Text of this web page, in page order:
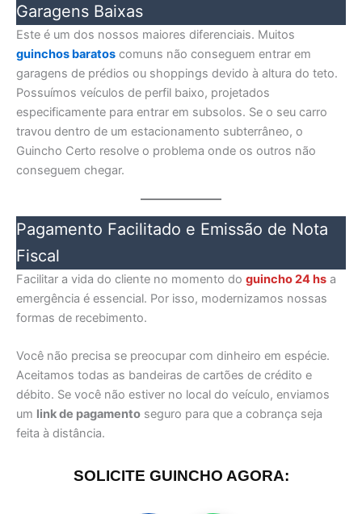
Garagens Baixas
Este é um dos nossos maiores diferenciais. Muitos
guinchos baratos comuns não conseguem entrar em
garagens de prédios ou shoppings devido à altura do teto.
Possuímos veículos de perfil baixo, projetados
especificamente para entrar em subsolos. Se o seu carro
travou dentro de um estacionamento subterrâneo, o
Guincho Certo resolve o problema onde os outros não
conseguem chegar.
Pagamento Facilitado e Emissão de Nota
Fiscal
Facilitar a vida do cliente no momento do guincho 24 hs a
emergência é essencial. Por isso, modernizamos nossas
formas de recebimento.
Você não precisa se preocupar com dinheiro em espécie.
Aceitamos todas as bandeiras de cartões de crédito e
débito. Se você não estiver no local do veículo, enviamos
um link de pagamento seguro para que a cobrança seja
feita à distância.
SOLICITE GUINCHO AGORA: